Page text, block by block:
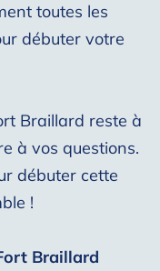
toutes les
débuter votre
Braillard reste à
à vos questions.
débuter cette
!
Braillard